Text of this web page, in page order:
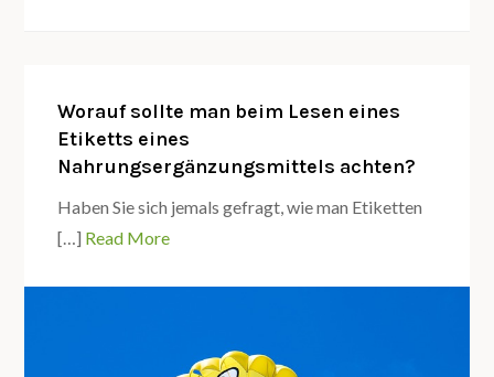
Worauf sollte man beim Lesen eines
Etiketts eines
Nahrungsergänzungsmittels achten?
Haben Sie sich jemals gefragt, wie man Etiketten
[…] Read More